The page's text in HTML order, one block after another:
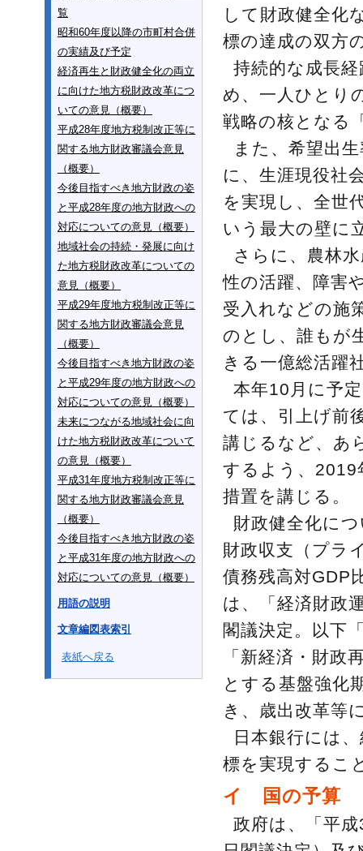
覧
昭和60年度以降の市町村合併
の実績及び予定
経済再生と財政健全化の両立
に向けた地方税財政改革につ
いての意見（概要）
平成28年度地方税制改正等に
関する地方財政審議会意見
（概要）
今後目指すべき地方財政の姿
と平成28年度の地方財政への
対応についての意見（概要）
地域社会の持続・発展に向け
た地方税財政改革についての
意見（概要）
平成29年度地方税制改正等に
関する地方財政審議会意見
（概要）
今後目指すべき地方財政の姿
と平成29年度の地方財政への
対応についての意見（概要）
未来につながる地域社会に向
けた地方税財政改革について
の意見（概要）
平成31年度地方税制改正等に
関する地方財政審議会意見
（概要）
今後目指すべき地方財政の姿
と平成31年度の地方財政への
対応についての意見（概要）
用語の説明
文章編図表索引
表紙へ戻る
して財政健全化
標の達成の双方
持続的な成長
め、一人ひとり
戦略の核となる
また、希望出
に、生涯現役社
を実現し、全世
いう最大の壁に
さらに、農林
性の活躍、障害
受入れなどの施
のとし、誰もが
きる一億総活躍
本年10月に予
ては、引上げ前
講じるなど、あ
するよう、2019
措置を講じる。
財政健全化に
財政収支（プラ
債務残高対GDP
は、「経済財政
閣議決定。以下
「新経済・財政
とする基盤強化
き、歳出改革等
日本銀行には
標を実現するこ
イ 国の予算
政府は、「平